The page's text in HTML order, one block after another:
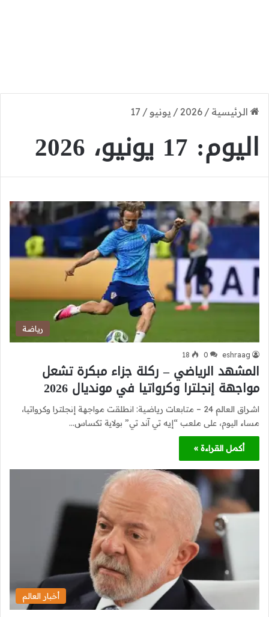
الرئيسية /
2026
/ يونيو /
17
اليوم: 17 يونيو، 2026
رياضة
eshraag
0
18
المشهد الرياضي – ركلة جزاء مبكرة تشعل
مواجهة إنجلترا وكرواتيا في مونديال 2026
اشراق العالم 24 – متابعات رياضية: انطلقت مواجهة إنجلترا وكرواتيا،
مساء اليوم، على ملعب “إيه تي آند تي” بولاية تكساس…
أكمل القراءة »
أخبار العالم